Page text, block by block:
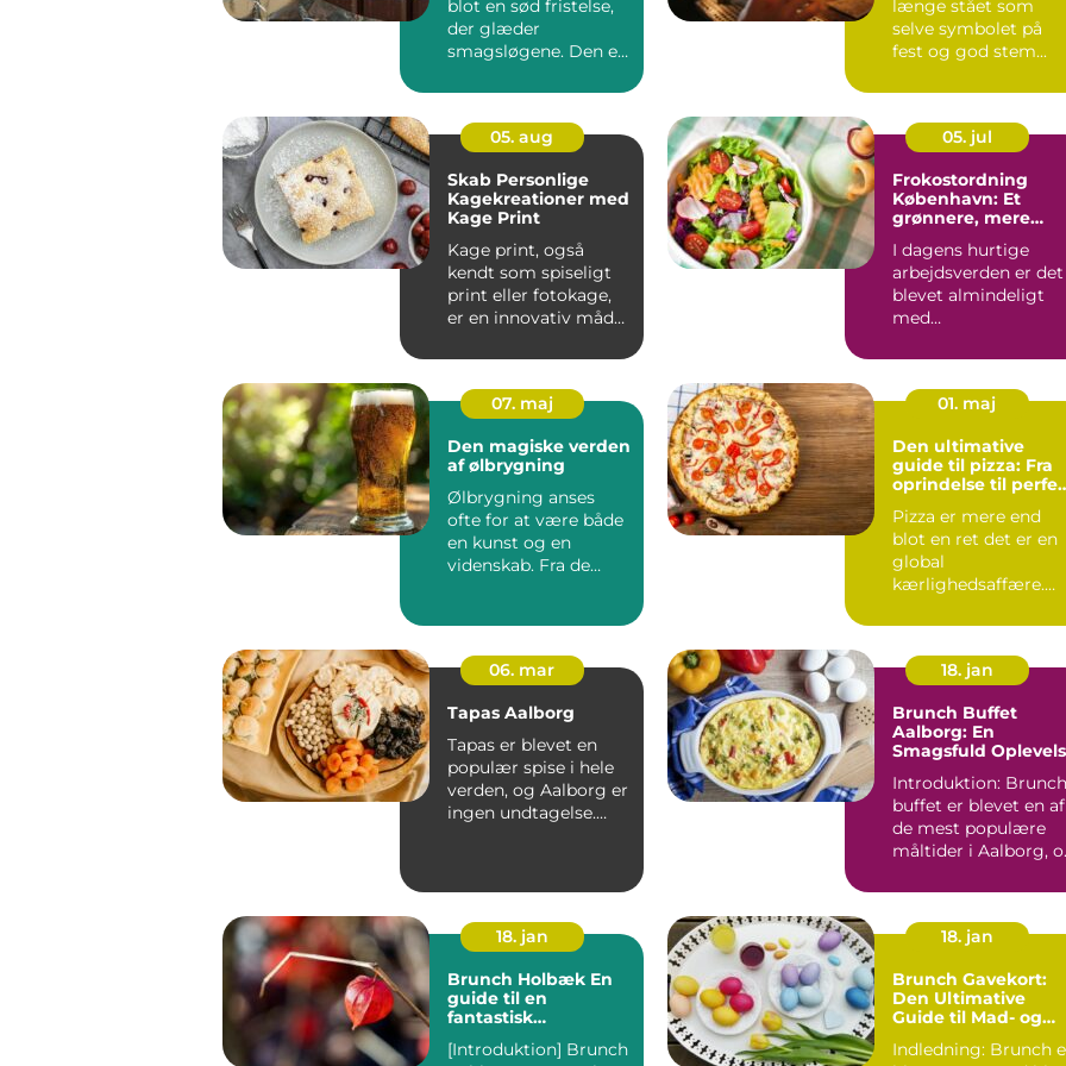
blot en sød fristelse,
der glæder
smagsløgene. Den er
længe stået som
selve symbolet på
fest og god stem...
05. aug
Skab Personlige
Kagekreationer med
Kage Print
Kage print, også
kendt som spiseligt
print eller fotokage,
er en innovativ måde
05. jul
Frokostordning
København: Et
grønnere, mere
I dagens hurtige
arbejdsverden er det
blevet almindeligt
med
tilbyder virksomh...
07. maj
Den magiske verden
af ølbrygning
Ølbrygning anses
ofte for at være både
en kunst og en
videnskab. Fra de
01. maj
Den ultimative
guide til pizza: Fra
oprindelse til
Pizza er mere end
blot en ret det er en
global
kærlighedsaffære.
konstruktion, men
uend...
06. mar
Tapas Aalborg
Tapas er blevet en
populær spise i hele
verden, og Aalborg er
ingen undtagelse.
18. jan
Brunch Buffet
Aalborg: En
Smagsfuld
Introduktion: Brunch
buffet er blevet en af
de mest populære
måltider i Aalborg,
18. jan
Brunch Holbæk En
guide til en
fantastisk
[Introduktion] Brunch
18. jan
Brunch Gavekort:
Den Ultimative
Guide til Mad- og
Indledning: Brunch er